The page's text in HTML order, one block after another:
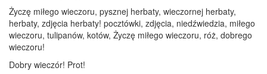
Życzę miłego wieczoru, pysznej herbaty, wieczornej herbaty,
herbaty, zdjęcia herbaty! pocztówki, zdjęcia, niedźwiedzia, miłego
wieczoru, tulipanów, kotów, Życzę miłego wieczoru, róż, dobrego
wieczoru!
Dobry wieczór! Prot!